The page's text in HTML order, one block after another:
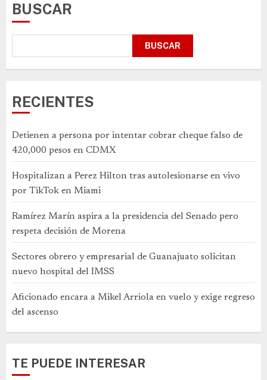
BUSCAR
BUSCAR
RECIENTES
Detienen a persona por intentar cobrar cheque falso de
420,000 pesos en CDMX
Hospitalizan a Perez Hilton tras autolesionarse en vivo
por TikTok en Miami
Ramírez Marín aspira a la presidencia del Senado pero
respeta decisión de Morena
Sectores obrero y empresarial de Guanajuato solicitan
nuevo hospital del IMSS
Aficionado encara a Mikel Arriola en vuelo y exige regreso
del ascenso
TE PUEDE INTERESAR